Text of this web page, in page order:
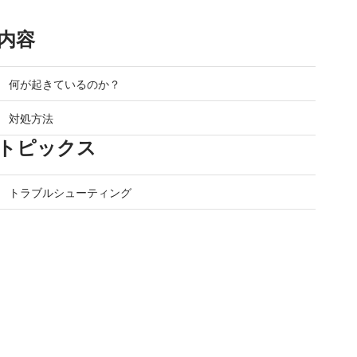
容
何が起きているのか？
対処方法
ピックス
トラブルシューティング